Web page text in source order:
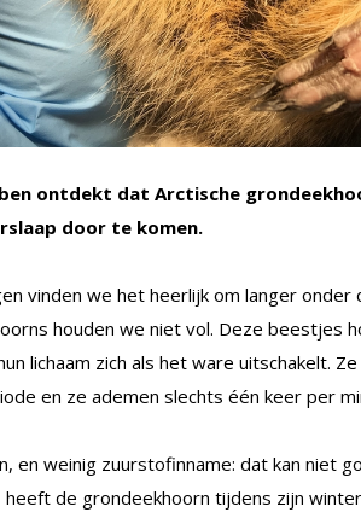
ontdekt dat Arctische
door te komen.
vinden we het heerlijk om langer onder
houden we niet vol. Deze beestjes
lichaam zich als het ware uitschakelt.
en ze ademen slechts één keer per
en weinig zuurstofinname: dat kan niet
heeft de grondeekhoorn tijdens zijn